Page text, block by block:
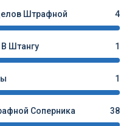
Штрафной 4
Штангу 1
1
Соперника 38